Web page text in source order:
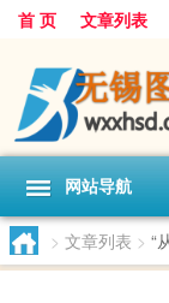
首 页 文章列表
网站导航
> 文章列表 > “